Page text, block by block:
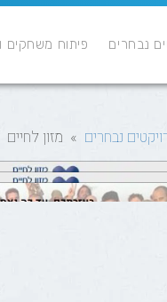
נבחרים פיתוח משחקים
נבחרים » מזון לחיים